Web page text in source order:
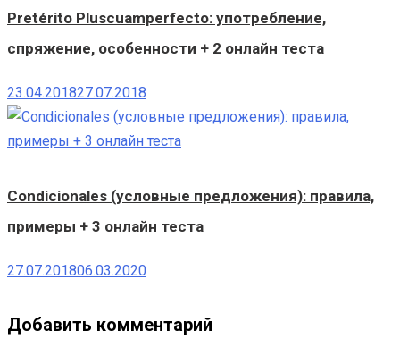
Pretérito Pluscuamperfecto: употребление,
спряжение, особенности + 2 онлайн теста
23.04.201827.07.2018
Condicionales (условные предложения): правила,
примеры + 3 онлайн теста
27.07.201806.03.2020
Добавить комментарий